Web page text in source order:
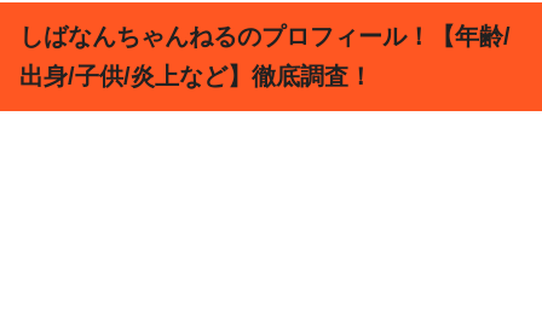
しばなんちゃんねるのプロフィール！【年齢/
出身/子供/炎上など】徹底調査！